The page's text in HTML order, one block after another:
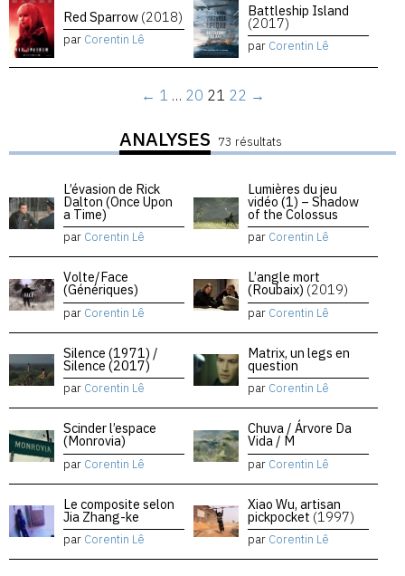
Red Sparrow (2018)
par Corentin Lê
Battleship Island
(2017)
par Corentin Lê
← 1 … 20 21 22 →
ANALYSES 73 résultats
L’évasion de Rick
Dalton (Once Upon
a Time)
par Corentin Lê
Lumières du jeu
vidéo (1) – Shadow
of the Colossus
par Corentin Lê
Volte/Face
(Génériques)
par Corentin Lê
L’angle mort
(Roubaix) (2019)
par Corentin Lê
Silence (1971) /
Silence (2017)
par Corentin Lê
Matrix, un legs en
question
par Corentin Lê
Scinder l’espace
(Monrovia)
par Corentin Lê
Chuva / Árvore Da
Vida / M
par Corentin Lê
Le composite selon
Jia Zhang-ke
par Corentin Lê
Xiao Wu, artisan
pickpocket (1997)
par Corentin Lê